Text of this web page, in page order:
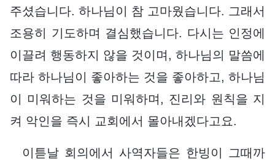
주셨습니다. 하나님이 참 고마웠습니다. 그래서
조용히 기도하며 결심했습니다. 다시는 인정에
이끌려 행동하지 않을 것이며, 하나님의 말씀에
따라 하나님이 좋아하는 것을 좋아하고, 하나님
이 미워하는 것을 미워하며, 진리와 원칙을 지
켜 악인을 즉시 교회에서 몰아내겠다고요.
이튿날 회의에서 사역자들은 한빙이 그때까